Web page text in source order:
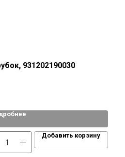
931202190030
Добавить корзину